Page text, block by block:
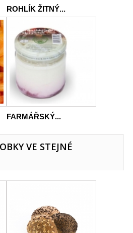
ROHLÍK ŽITNÝ...
FARMÁŘSKÝ...
VE STEJNÉ